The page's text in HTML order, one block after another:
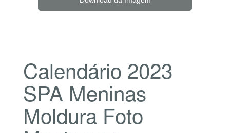
Calendário 2023
SPA Meninas
Moldura Foto